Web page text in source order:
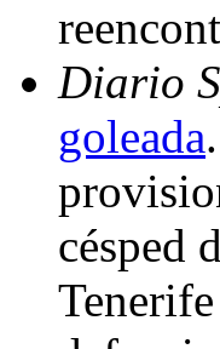
Diario
goleada
césped